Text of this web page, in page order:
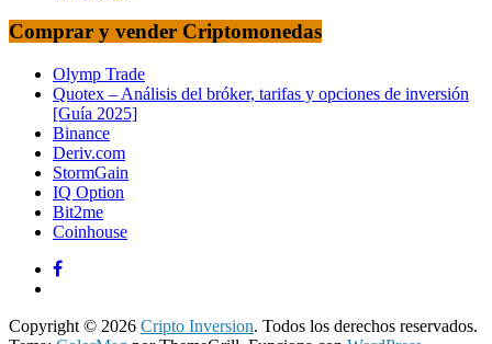
Comprar y vender Criptomonedas
Olymp Trade
Quotex – Análisis del bróker, tarifas y opciones de inversión
[Guía 2025]
Binance
Deriv.com
StormGain
IQ Option
Bit2me
Coinhouse
Copyright © 2026 Cripto Inversion. Todos los derechos reservados.